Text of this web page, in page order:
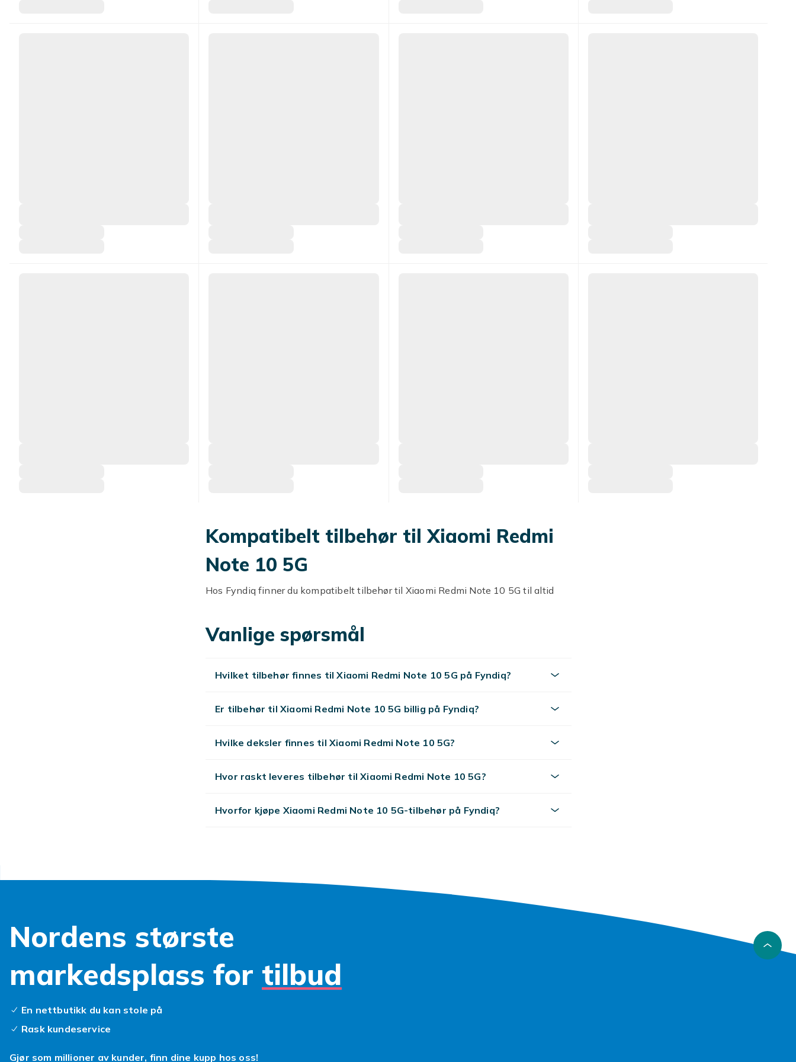
Kompatibelt tilbehør til Xiaomi Redmi
Note 10 5G
Hos Fyndiq finner du kompatibelt tilbehør til Xiaomi Redmi Note 10 5G til altid
Kompatible deksler
Kompatible skjermbeskyttere i herdet glass beskytter Xiaomi Redmi Note 10 5G-
Handle hos Fyndiq
Fyndiq har et komplett sortiment av kompatibelt Xiaomi-tilbehoer til alle modeller
inkl. Mi-, Redmi-, POCO- og Note-serien. Xiaomi ble grunnlagt i 2010 og er en av
telefoner stoetter HyperCharge hurtiglading og USB-C. Kompatible deksler,
skjermbeskyttere og ladere til alle Xiaomi-generasjoner. Velg alltid tilbehoer
merket kompatibelt med din spesifikke modell. Nye produkter legges til jevnlig og
vi leverer raskt direkte hjem til deg. Sammenlign og finn det beste tilbudet hos
flaggskipet, Redmi er mellomklassen og POCO er rettet mot gaming-entusiaster.
Vanlige spørsmål
Hvilket tilbehør finnes til Xiaomi Redmi Note 10 5G på Fyndiq?
Er tilbehør til Xiaomi Redmi Note 10 5G billig på Fyndiq?
Hvilke deksler finnes til Xiaomi Redmi Note 10 5G?
Hvor raskt leveres tilbehør til Xiaomi Redmi Note 10 5G?
Hvorfor kjøpe Xiaomi Redmi Note 10 5G-tilbehør på Fyndiq?
Nordens største
markedsplass for tilbud
En nettbutikk du kan stole på
Rask kundeservice
Gjør som millioner av kunder, finn dine kupp hos oss!